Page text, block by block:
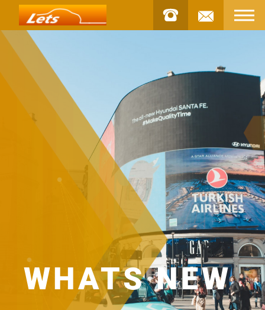
WHATS NEW
お問合せ
STOCK
インスタグラム